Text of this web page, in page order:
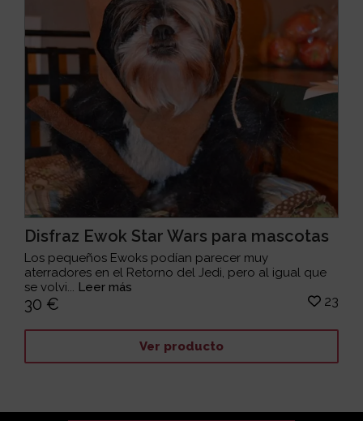
Disfraz Ewok Star Wars para mascotas
Los pequeños Ewoks podían parecer muy
aterradores en el Retorno del Jedi, pero al igual que
se volvi... Leer más
30 € 23
Ver producto